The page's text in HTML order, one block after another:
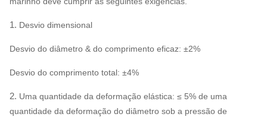
1. Desvio dimensional
Desvio do diâmetro & do comprimento eficaz: ±2%
Desvio do comprimento total: ±4%
2. Uma quantidade da deformação elástica: ≤ 5% de uma
quantidade da deformação do diâmetro sob a pressão de